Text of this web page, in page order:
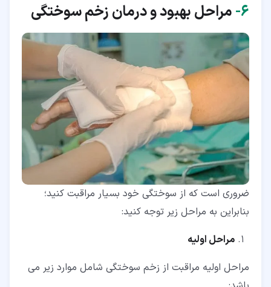
۶‏- مراحل بهبود و درمان زخم سوختگی
ضروری است که از سوختگی خود بسیار مراقبت کنید؛
بنابراین به مراحل زیر توجه کنید:
مراحل اولیه
مراحل اولیه مراقبت از زخم سوختگی شامل موارد زیر می